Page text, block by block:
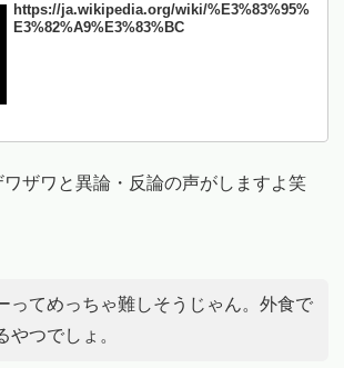
https://ja.wikipedia.org/wiki/%E3%83%95%
E3%82%A9%E3%83%BC
ザワと異論・反論の声がしますよ笑
ってめっちゃ難しそうじゃん。外食で
やつでしょ。